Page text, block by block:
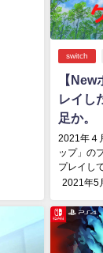
switch
【
レイし
足か。
2021年４
ップ」の
プレイし
2021年5